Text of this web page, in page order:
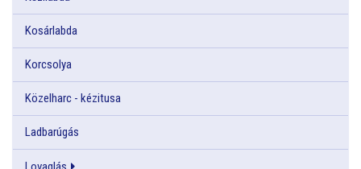
Kosárlabda
Korcsolya
Közelharc - kézitusa
Ladbarúgás